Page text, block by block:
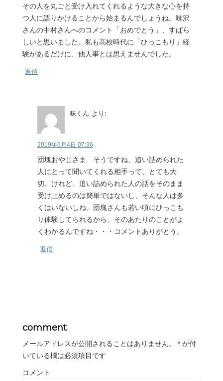
その人を丸ごと受け入れてくれるような大きな心を持
つ人に語りかけることから始まるんでしょうね。味沢
さんの中村さんへのコメント「おめでとう」、すばら
しいと思いました。私も高校時代に「ひっこもり」経
験があるだけに、他人事とは思えませんでした。
返信
味くん より:
2019年6月4日 07:36
団塊おやじさま そうですね、追い詰められた
人にとって聞いてくれる相手って、とても大
切。けれど、追い詰められた人の話をそのまま
受け止めるのは簡単ではないし、そんな人は多
くはいないしね。団塊さんも若い頃にひっこも
り体験してられるから、そのあたりのことがよ
くわかるんですね・・・コメントありがとう。
返信
comment
メールアドレスが公開されることはありません。 * が付
いている欄は必須項目です
コメント